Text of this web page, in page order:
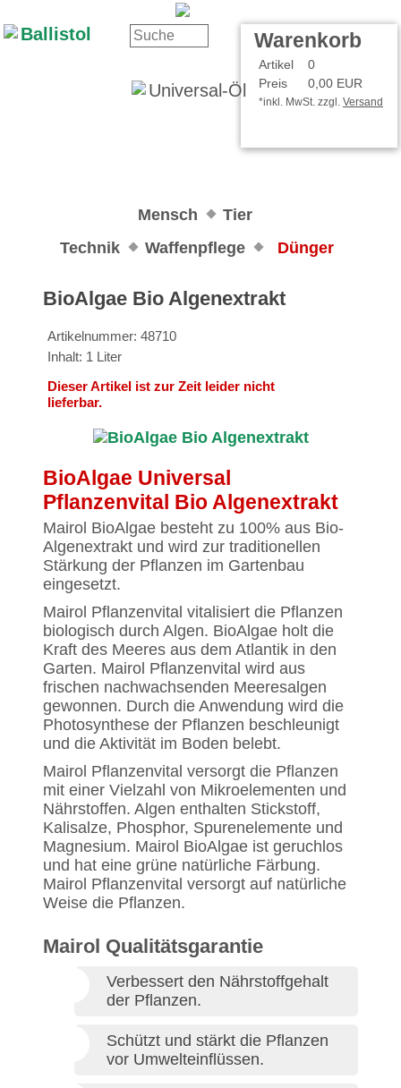
Warenkorb
Artikel
0
Preis
0,00 EUR
*inkl. MwSt. zzgl. Versand
Mensch
Tier
Technik
Waffenpflege Dünger
BioAlgae Bio Algenextrakt
Artikelnummer: 48710
Inhalt: 1 Liter
Dieser Artikel ist zur Zeit leider nicht
lieferbar.
BioAlgae Universal
Pflanzenvital Bio Algenextrakt
Mairol BioAlgae besteht zu 100% aus Bio-
Algenextrakt und wird zur traditionellen
Stärkung der Pflanzen im Gartenbau
eingesetzt.
Mairol Pflanzenvital vitalisiert die Pflanzen
biologisch durch Algen. BioAlgae holt die
Kraft des Meeres aus dem Atlantik in den
Garten. Mairol Pflanzenvital wird aus
frischen nachwachsenden Meeresalgen
gewonnen. Durch die Anwendung wird die
Photosynthese der Pflanzen beschleunigt
und die Aktivität im Boden belebt.
Mairol Pflanzenvital versorgt die Pflanzen
mit einer Vielzahl von Mikroelementen und
Nährstoffen. Algen enthalten Stickstoff,
Kalisalze, Phosphor, Spurenelemente und
Magnesium. Mairol BioAlgae ist geruchlos
und hat eine grüne natürliche Färbung.
Mairol Pflanzenvital versorgt auf natürliche
Weise die Pflanzen.
Mairol Qualitätsgarantie
Verbessert den Nährstoffgehalt
der Pflanzen.
Schützt und stärkt die Pflanzen
vor Umwelteinflüssen.